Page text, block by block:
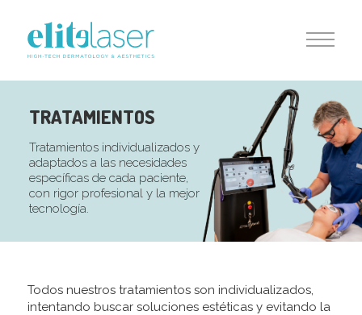
TRATAMIENTOS
Tratamientos individualizados y
adaptados a las necesidades
específicas de cada paciente,
con rigor profesional y la mejor
tecnología.
Todos nuestros tratamientos son individualizados,
intentando buscar soluciones estéticas y evitando la